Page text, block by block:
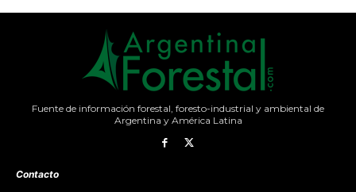
Fuente de información forestal, foresto-industrial y ambiental de
Argentina y América Latina
Contacto